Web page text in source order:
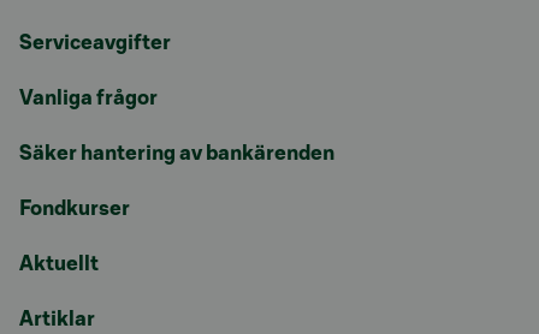
Serviceavgifter
Vanliga frågor
Säker hantering av bankärenden
Fondkurser
Aktuellt
Artiklar